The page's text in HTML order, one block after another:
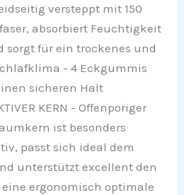
versteppt mit 150
absorbiert Feuchtigkeit
sorgt für ein trockenes und
- 4 Eckgummis
sicheren Halt
KERN - Offenporiger
ist besonders
passt sich ideal dem
unterstützt excellent den
eine ergonomisch optimale